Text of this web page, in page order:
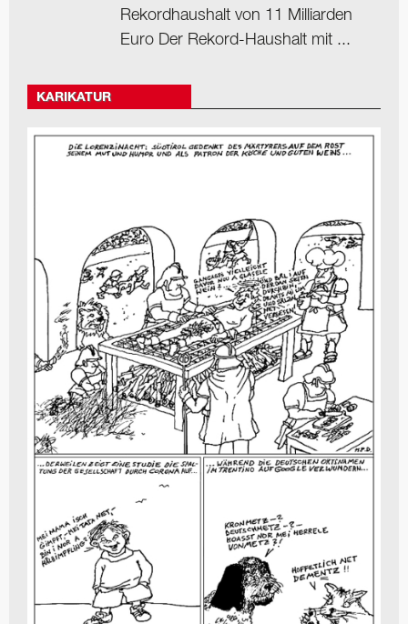
Rekordhaushalt von 11 Milliarden
Euro Der Rekord-Haushalt mit ...
KARIKATUR